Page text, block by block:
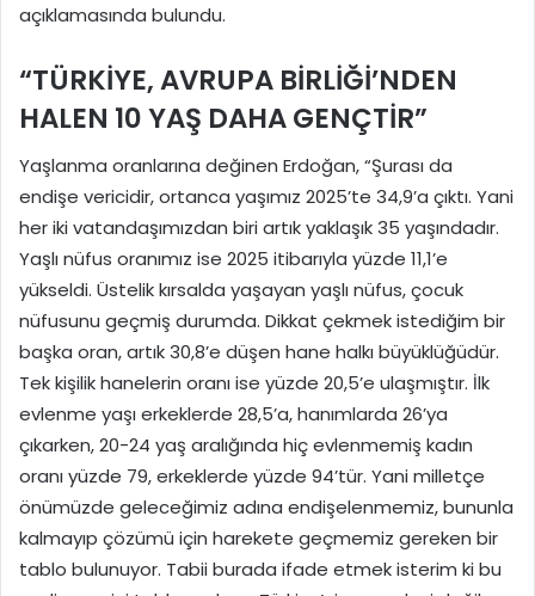
açıklamasında bulundu.
“TÜRKİYE, AVRUPA BİRLİĞİ’NDEN
HALEN 10 YAŞ DAHA GENÇTİR”
Yaşlanma oranlarına değinen Erdoğan, “Şurası da
endişe vericidir, ortanca yaşımız 2025’te 34,9’a çıktı. Yani
her iki vatandaşımızdan biri artık yaklaşık 35 yaşındadır.
Yaşlı nüfus oranımız ise 2025 itibarıyla yüzde 11,1’e
yükseldi. Üstelik kırsalda yaşayan yaşlı nüfus, çocuk
nüfusunu geçmiş durumda. Dikkat çekmek istediğim bir
başka oran, artık 30,8’e düşen hane halkı büyüklüğüdür.
Tek kişilik hanelerin oranı ise yüzde 20,5’e ulaşmıştır. İlk
evlenme yaşı erkeklerde 28,5’a, hanımlarda 26’ya
çıkarken, 20-24 yaş aralığında hiç evlenmemiş kadın
oranı yüzde 79, erkeklerde yüzde 94’tür. Yani milletçe
önümüzde geleceğimiz adına endişelenmemiz, bununla
kalmayıp çözümü için harekete geçmemiz gereken bir
tablo bulunuyor. Tabii burada ifade etmek isterim ki bu